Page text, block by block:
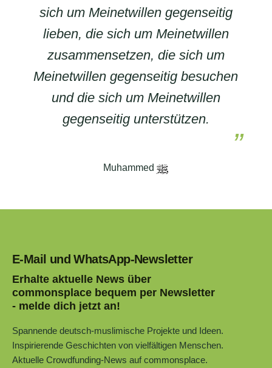
sich um Meinetwillen gegenseitig
lieben, die sich um Meinetwillen
zusammensetzen, die sich um
Meinetwillen gegenseitig besuchen
und die sich um Meinetwillen
gegenseitig unterstützen.
Muhammed
E-Mail und WhatsApp-Newsletter
Erhalte aktuelle News über
commonsplace bequem per Newsletter
- melde dich jetzt an!
Spannende deutsch-muslimische Projekte und Ideen.
Inspirierende Geschichten von vielfältigen Menschen.
Aktuelle Crowdfunding-News auf commonsplace.